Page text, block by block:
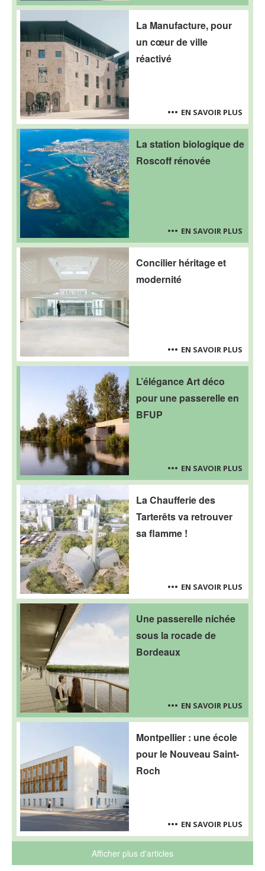
La Manufacture, pour
un cœur de ville
réactivé
EN SAVOIR PLUS
La station biologique de
Roscoff rénovée
EN SAVOIR PLUS
Concilier héritage et
modernité
EN SAVOIR PLUS
L’élégance Art déco
pour une passerelle en
BFUP
EN SAVOIR PLUS
La Chaufferie des
Tarterêts va retrouver
sa flamme !
EN SAVOIR PLUS
Une passerelle nichée
sous la rocade de
Bordeaux
EN SAVOIR PLUS
Montpellier : une école
pour le Nouveau Saint-
Roch
EN SAVOIR PLUS
Afficher plus d'articles